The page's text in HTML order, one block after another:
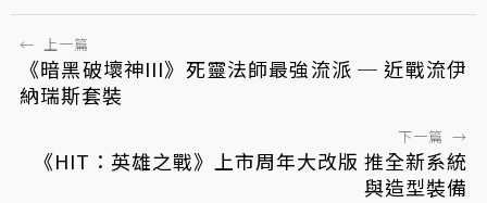
← 上一篇
《暗黑破壞神III》死靈法師最強流派 ─ 近戰流伊
納瑞斯套裝
下一篇 →
《HIT：英雄之戰》上市周年大改版 推全新系統
與造型裝備